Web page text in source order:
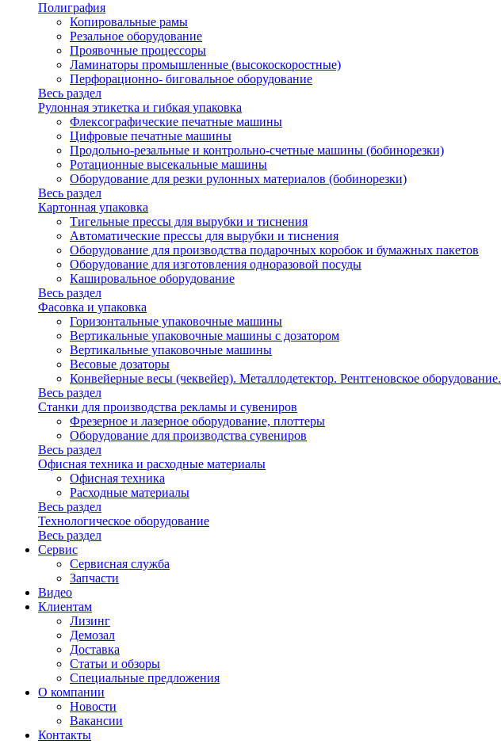
Полиграфия
Копировальные рамы
Резальное оборудование
Проявочные процессоры
Ламинаторы промышленные (высокоскоростные)
Перфорационно- биговальное оборудование
Весь раздел
Рулонная этикетка и гибкая упаковка
Флексографические печатные машины
Цифровые печатные машины
Продольно-резальные и контрольно-счетные машины (бобинорезки)
Ротационные высекальные машины
Оборудование для резки рулонных материалов (бобинорезки)
Весь раздел
Картонная упаковка
Тигельные прессы для вырубки и тиснения
Автоматические прессы для вырубки и тиснения
Оборудование для производства подарочных коробок и бумажных пакетов
Оборудование для изготовления одноразовой посуды
Кашировальное оборудование
Весь раздел
Фасовка и упаковка
Горизонтальные упаковочные машины
Вертикальные упаковочные машины с дозатором
Вертикальные упаковочные машины
Весовые дозаторы
Конвейерные весы (чеквейер). Металлодетектор. Рентгеновское оборудование.
Весь раздел
Станки для производства рекламы и сувениров
Фрезерное и лазерное оборудование, плоттеры
Оборудование для производства сувениров
Весь раздел
Офисная техника и расходные материалы
Офисная техника
Расходные материалы
Весь раздел
Технологическое оборудование
Весь раздел
Сервис
Сервисная служба
Запчасти
Видео
Клиентам
Лизинг
Демозал
Доставка
Статьи и обзоры
Специальные предложения
О компании
Новости
Вакансии
Контакты